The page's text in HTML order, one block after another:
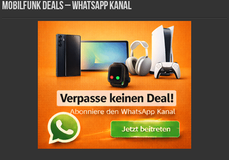
Mobilfunk Deals – WhatsApp Kanal